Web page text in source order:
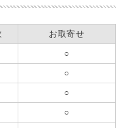
お取寄せ
○
○
○
○